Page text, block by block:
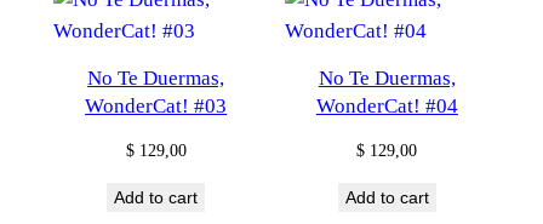
No Te Duermas,
WonderCat! #03
$129,00
Add to cart
No Te Duermas,
WonderCat! #04
$ 129,00
Add to cart